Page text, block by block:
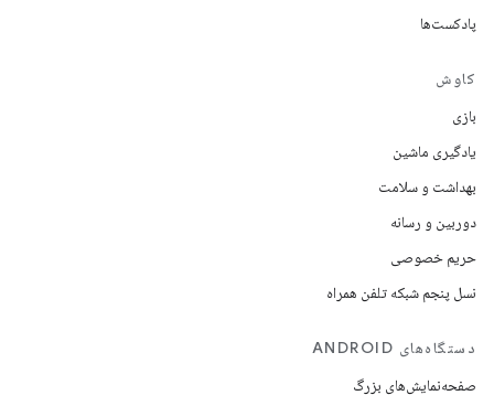
پادکست‌ها
کاوش
بازی
یادگیری ماشین
بهداشت و سلامت
دوربین و رسانه
حریم خصوصی
نسل پنجم شبکه تلفن همراه
دستگاه‌های ANDROID
صفحه‌نمایش‌های بزرگ